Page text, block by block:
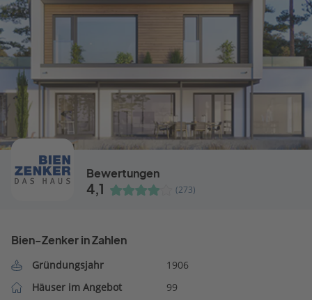
Bewertungen
4,1 (273)
Bien-Zenker in Zahlen
Gründungsjahr
1906
Häuser im Angebot
99